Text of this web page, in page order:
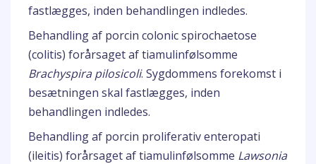
fastlægges, inden behandlingen indledes.
Behandling af porcin colonic spirochaetose
(colitis) forårsaget af tiamulinfølsomme
Brachyspira pilosicoli. Sygdommens forekomst i
besætningen skal fastlægges, inden
behandlingen indledes.
Behandling af porcin proliferativ enteropati
(ileitis) forårsaget af tiamulinfølsomme Lawsonia